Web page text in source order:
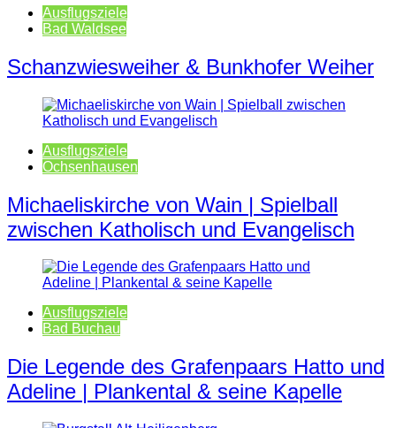
Ausflugsziele
Bad Waldsee
Schanzwiesweiher & Bunkhofer Weiher
Ausflugsziele
Ochsenhausen
Michaeliskirche von Wain | Spielball
zwischen Katholisch und Evangelisch
Ausflugsziele
Bad Buchau
Die Legende des Grafenpaars Hatto und
Adeline | Plankental & seine Kapelle